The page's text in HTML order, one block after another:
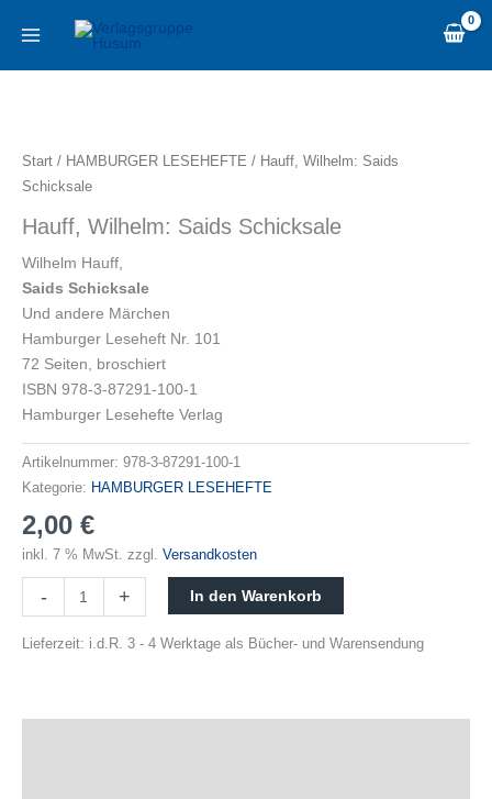
Inhalt
Start / HAMBURGER LESEHEFTE / Hauff, Wilhelm: Saids
Schicksale
Hauff, Wilhelm: Saids Schicksale
Wilhelm Hauff,
Saids Schicksale
Und andere Märchen
Hamburger Leseheft Nr. 101
72 Seiten, broschiert
ISBN 978-3-87291-100-1
Hamburger Lesehefte Verlag
Artikelnummer: 978-3-87291-100-1
Kategorie: HAMBURGER LESEHEFTE
2,00 €
inkl. 7 % MwSt. zzgl. Versandkosten
-
Saids
Schicksale
+ In den Warenkorb
Lieferzeit: i.d.R. 3 - 4 Werktage als Bücher- und Warensendung